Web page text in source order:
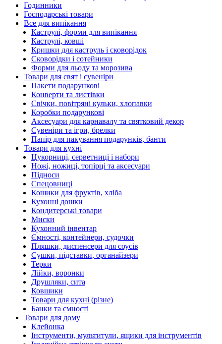
Годинники
Господарські товари
Все для випікання
Каструлі, форми для випікання
Каструлі, ковші
Кришки для каструль і сковорідок
Сковорідки і сотейники
Форми для льоду та морозива
Товари для свят і сувеніри
Пакети подарункові
Конверти та листівки
Свічки, повітряні кульки, хлопавки
Коробки подарункові
Аксесуари для карнавалу та святковий декор
Сувеніри та ігри, брелки
Папір для пакування подарунків, банти
Товари для кухні
Цукорниці, серветниці і набори
Ножі, ножиці, топірці та аксесуари
Підноси
Спецовниці
Кошики для фруктів, хліба
Кухонні дошки
Кондитерські товари
Миски
Кухонний інвентар
Ємності, контейнери, судочки
Пляшки, диспенсери для соусів
Сушки, підставки, органайзери
Терки
Лійки, воронки
Друшляки, сита
Ковшики
Товари для кухні (різне)
Банки та ємності
Товари для дому
Клейонка
Інструменти, мультитули, ящики для інструментів